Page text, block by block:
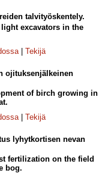
talvityöskentely.
excavators in the
| Tekijä
ojituksenjälkeinen
of birch growing in
| Tekijä
lyhytkortisen nevan
fertilization on the field
bog.